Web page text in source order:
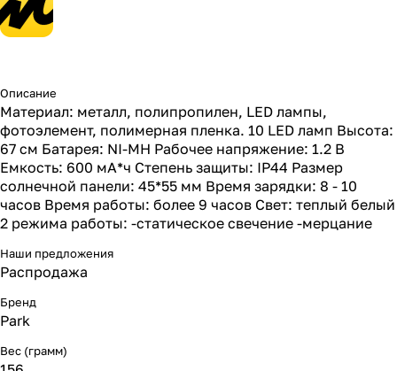
Описание
Материал: металл, полипропилен, LED лампы,
фотоэлемент, полимерная пленка. 10 LED ламп Высота:
67 см Батарея: NI-MH Рабочее напряжение: 1.2 В
Емкость: 600 мА*ч Степень защиты: IP44 Размер
солнечной панели: 45*55 мм Время зарядки: 8 - 10
часов Время работы: более 9 часов Свет: теплый белый
2 режима работы: -статическое свечение -мерцание
Наши предложения
Распродажа
Бренд
Park
Вес (грамм)